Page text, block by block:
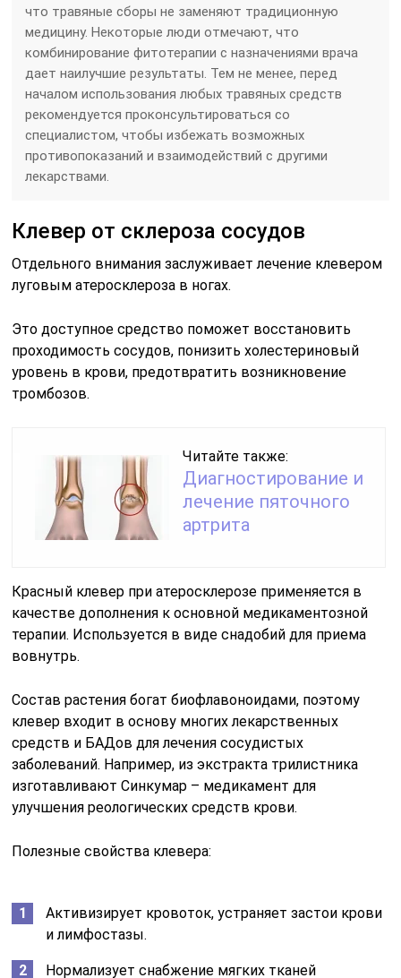
что травяные сборы не заменяют традиционную
медицину. Некоторые люди отмечают, что
комбинирование фитотерапии с назначениями врача
дает наилучшие результаты. Тем не менее, перед
началом использования любых травяных средств
рекомендуется проконсультироваться со
специалистом, чтобы избежать возможных
противопоказаний и взаимодействий с другими
лекарствами.
Клевер от склероза сосудов
Отдельного внимания заслуживает лечение клевером
луговым атеросклероза в ногах.
Это доступное средство поможет восстановить
проходимость сосудов, понизить холестериновый
уровень в крови, предотвратить возникновение
тромбозов.
Читайте также:
Диагностирование и
лечение пяточного
артрита
Красный клевер при атеросклерозе применяется в
качестве дополнения к основной медикаментозной
терапии. Используется в виде снадобий для приема
вовнутрь.
Состав растения богат биофлавоноидами, поэтому
клевер входит в основу многих лекарственных
средств и БАДов для лечения сосудистых
заболеваний. Например, из экстракта трилистника
изготавливают Синкумар – медикамент для
улучшения реологических средств крови.
Полезные свойства клевера:
Активизирует кровоток, устраняет застои крови
и лимфостазы.
Нормализует снабжение мягких тканей